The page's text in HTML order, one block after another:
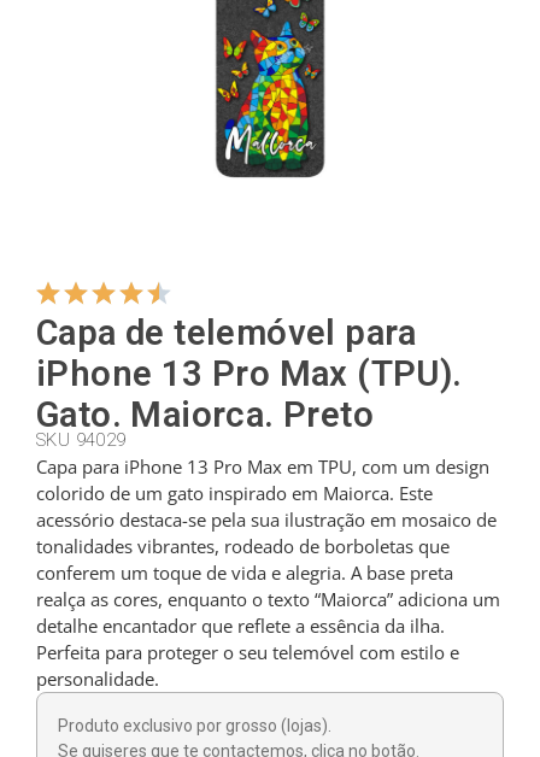
Chávenas
Cabides
Cortadores
Conchas
Dedais
Figuras
Capa de telemóvel para
iPhone 13 Pro Max (TPU).
Gato. Maiorca. Preto
SKU 94029
Capa para iPhone 13 Pro Max em TPU, com um design
colorido de um gato inspirado em Maiorca. Este
acessório destaca-se pela sua ilustração em mosaico de
tonalidades vibrantes, rodeado de borboletas que
conferem um toque de vida e alegria. A base preta
realça as cores, enquanto o texto “Maiorca” adiciona um
detalhe encantador que reflete a essência da ilha.
Perfeita para proteger o seu telemóvel com estilo e
personalidade.
Produto exclusivo por grosso (lojas).
Se quiseres que te contactemos, clica no botão.